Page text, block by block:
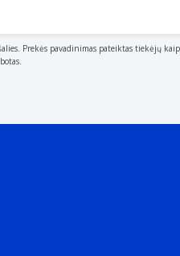
Prekės pavadinimas pateiktas tiekėjų